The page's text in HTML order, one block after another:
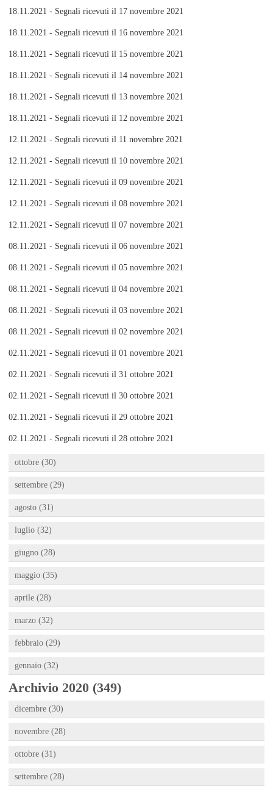
18.11.2021 - Segnali ricevuti il 17 novembre 2021
18.11.2021 - Segnali ricevuti il 16 novembre 2021
18.11.2021 - Segnali ricevuti il 15 novembre 2021
18.11.2021 - Segnali ricevuti il 14 novembre 2021
18.11.2021 - Segnali ricevuti il 13 novembre 2021
18.11.2021 - Segnali ricevuti il 12 novembre 2021
12.11.2021 - Segnali ricevuti il 11 novembre 2021
12.11.2021 - Segnali ricevuti il 10 novembre 2021
12.11.2021 - Segnali ricevuti il 09 novembre 2021
12.11.2021 - Segnali ricevuti il 08 novembre 2021
12.11.2021 - Segnali ricevuti il 07 novembre 2021
08.11.2021 - Segnali ricevuti il 06 novembre 2021
08.11.2021 - Segnali ricevuti il 05 novembre 2021
08.11.2021 - Segnali ricevuti il 04 novembre 2021
08.11.2021 - Segnali ricevuti il 03 novembre 2021
08.11.2021 - Segnali ricevuti il 02 novembre 2021
02.11.2021 - Segnali ricevuti il 01 novembre 2021
02.11.2021 - Segnali ricevuti il 31 ottobre 2021
02.11.2021 - Segnali ricevuti il 30 ottobre 2021
02.11.2021 - Segnali ricevuti il 29 ottobre 2021
02.11.2021 - Segnali ricevuti il 28 ottobre 2021
ottobre (30)
settembre (29)
agosto (31)
luglio (32)
giugno (28)
maggio (35)
aprile (28)
marzo (32)
febbraio (29)
gennaio (32)
Archivio 2020 (349)
dicembre (30)
novembre (28)
ottobre (31)
settembre (28)